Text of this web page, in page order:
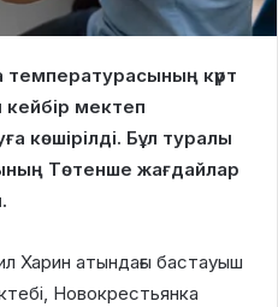
температурасының күрт
мектеп
көшірілді. Бұл туралы
Төтенше жағдайлар
Харин атындағы бастауыш
Новокрестьянка